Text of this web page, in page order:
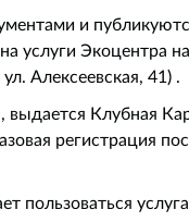
и
услуги Экоцентра
Алексеевская, 41) .
Клубная
регистрация
пользоваться